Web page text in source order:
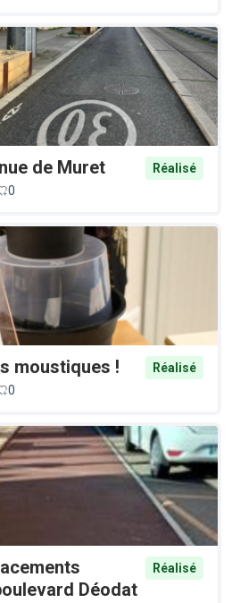
de Muret
Réalisé
0
moustiques !
Réalisé
0
Déodat
Réalisé